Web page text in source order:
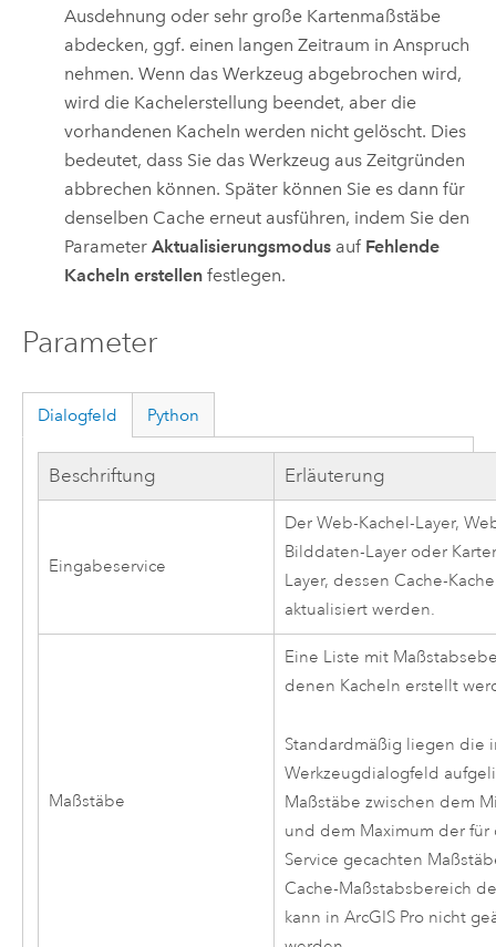
Ausdehnung oder sehr große Kartenmaßstäbe
abdecken, ggf. einen langen Zeitraum in Anspruch
nehmen. Wenn das Werkzeug abgebrochen wird,
wird die Kachelerstellung beendet, aber die
vorhandenen Kacheln werden nicht gelöscht. Dies
bedeutet, dass Sie das Werkzeug aus Zeitgründen
abbrechen können. Später können Sie es dann für
denselben Cache erneut ausführen, indem Sie den
ParameterAktualisierungsmodus auf Fehlende
Kacheln erstellen festlegen.
Parameter
Dialogfeld Python
Beschriftung Erläuterung
Eingabeservice
Der Web-Kachel-Layer,
Bilddaten-Layer oder
Layer, dessen Cache-
aktualisiert werden.
Maßstäbe
Eine Liste mit
denen Kacheln erstellt
Standardmäßig liegen die
Werkzeugdialogfeld
Maßstäbe zwischen dem
und dem Maximum der für
Service gecachten
Cache-Maßstabsbereich
kann in ArcGIS Pronicht